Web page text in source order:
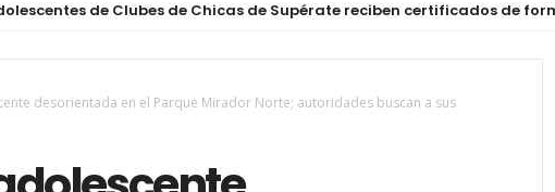
de Clubes de Chicas de Supérate reciben certificados de
desorientada en el Parque Mirador Norte; autoridades buscan a sus